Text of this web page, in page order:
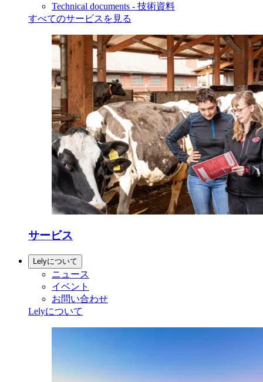
Technical documents - 技術資料
すべてのサービスを見る
サービス
Lelyについて
ニュース
イベント
お問い合わせ
Lelyについて